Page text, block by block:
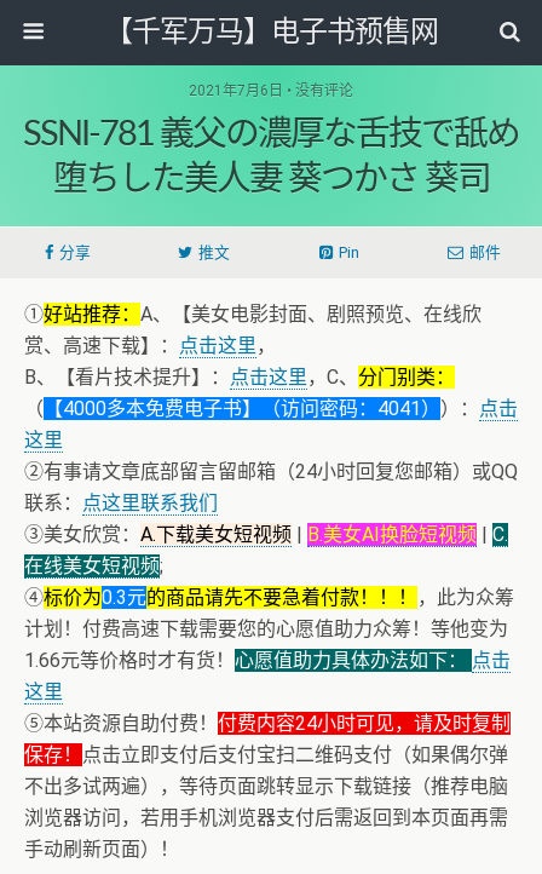
【千军万马】电子书预售网
2021年7月6日 • 没有评论
SSNI-781 義父の濃厚な舌技で舐め
堕ちした美人妻 葵つかさ 葵司
分享 推文 Pin 邮件
①好站推荐： A、【美女电影封面、剧照预览、在线欣
赏、高速下载】：
点击这里，
B、【看片技术提升】：
点击这里，C、 分门别类：
（ 【4000多本免费电子书】（访问密码：4041） ）：
点击
这里
②有事请文章底部留言留邮箱（24小时回复您邮箱）或QQ
联系：
点这里联系我们
③美女欣赏： A.下载美女短视频 | B.美女AI换脸短视频 | C.
在线美女短视频;
④标价为0.3元的商品请先不要急着付款！！！
，此为众筹
计划！付费高速下载需要您的心愿值助力众筹！等他变为
1.66元等价格时才有货！ 心愿值助力具体办法如下：
点击
这里
⑤本站资源自助付费！ 付费内容24小时可见，请及时复制
保存！
点击立即支付后支付宝扫二维码支付（如果偶尔弹
不出多试两遍），等待页面跳转显示下载链接（推荐电脑
浏览器访问，若用手机浏览器支付后需返回到本页面再需
手动刷新页面）！
+ 恒星世界在暴力中诞生，也在暴力中消亡！《了解宇宙
如何运行》